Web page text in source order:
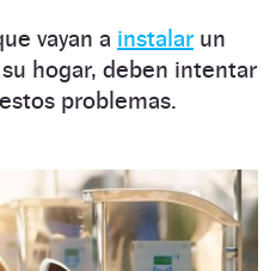
vayan a instalar un
hogar, deben intentar
problemas.